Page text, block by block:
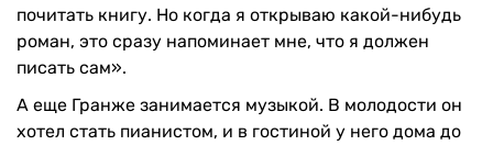
почитать книгу. Но когда я открываю какой-нибудь
роман, это сразу напоминает мне, что я должен
писать сам».
А еще Гранже занимается музыкой. В молодости он
хотел стать пианистом, и в гостиной у него дома до